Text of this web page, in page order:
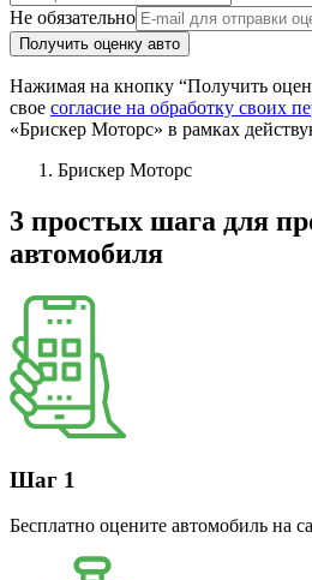
Не обязательно
Получить оценку авто
Нажимая на кнопку “Получить
свое согласие на обработку своих
«Брискер Моторс» в рамках
Брискер Моторс
3 простых шага для
автомобиля
Шаг 1
Бесплатно оцените автомобиль на